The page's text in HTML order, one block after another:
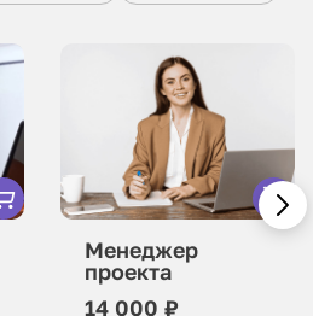
Менеджер
проекта
14 000 ₽